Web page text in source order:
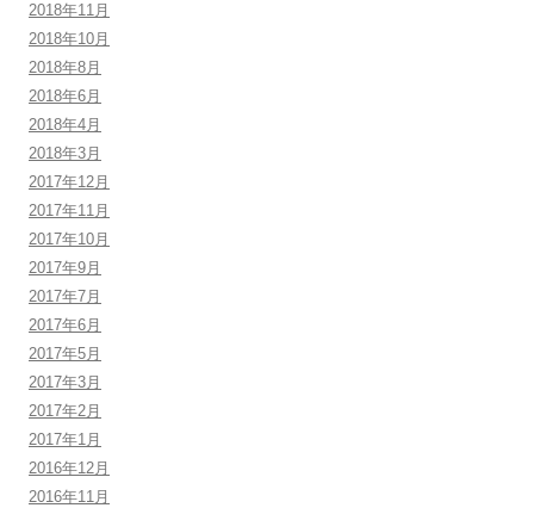
2018年11月
2018年10月
2018年8月
2018年6月
2018年4月
2018年3月
2017年12月
2017年11月
2017年10月
2017年9月
2017年7月
2017年6月
2017年5月
2017年3月
2017年2月
2017年1月
2016年12月
2016年11月